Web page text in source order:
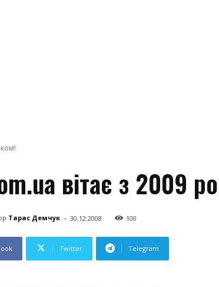
вітає з 2009
Тарас Демчук - 30.12.2008 100
Twitter Telegram